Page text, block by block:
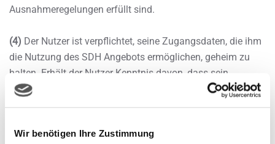
Wir benötigen Ihre Zustimmung
Ausnahmeregelungen erfüllt sind.
(4) Der Nutzer ist verpflichtet, seine Zugangsdaten, die ihm
die Nutzung des SDH Angebots ermöglichen, geheim zu
halten. Erhält der Nutzer Kenntnis davon, dass sein
persönlicher Benutzername und/oder das Passwort
unbefugten Dritten bekannt geworden ist, hat er dies der
Zugangsdaten gesperrt und neue Zugangsdaten vergeben